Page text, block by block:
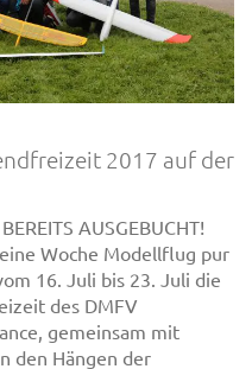
2017 auf der
AUSGEBUCHT!
Woche Modellflug pur
16. Juli bis 23. Juli die
des DMFV
gemeinsam mit
den Hängen der